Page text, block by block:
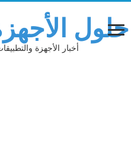
حلول
أخبار الأجهزة